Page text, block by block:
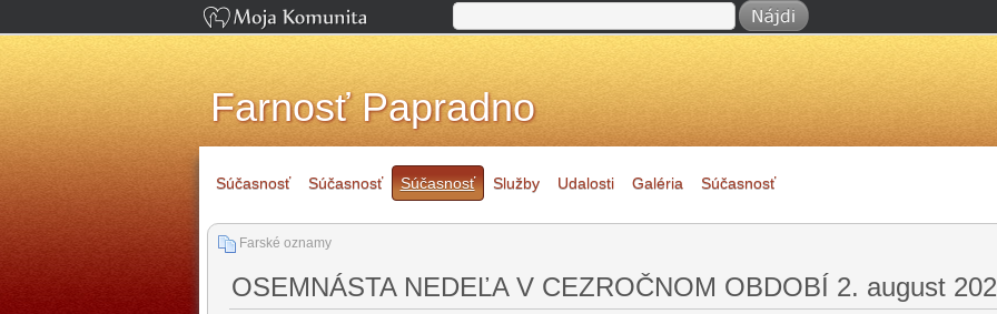
Farnosť Papradno
Súčasnosť Súčasnosť Súčasnosť Služby Udalosti Galéria Súčasnosť
Farské oznamy
OSEMNÁSTA NEDEĽA V CEZROČNOM OBDOBÍ 2. august